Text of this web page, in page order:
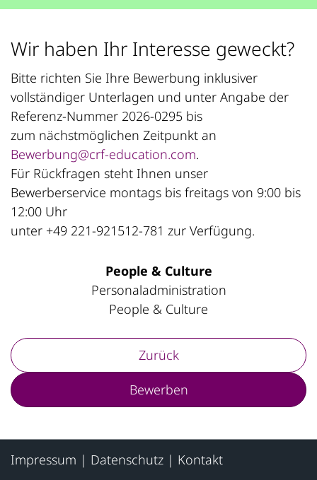
Wir haben Ihr Interesse geweckt?
Bitte richten Sie Ihre Bewerbung inklusiver
vollständiger Unterlagen und unter Angabe der
Referenz-Nummer 2026-0295 bis
zum nächstmöglichen Zeitpunkt an
Bewerbung@crf-education.com.
Für Rückfragen steht Ihnen unser
Bewerberservice montags bis freitags von 9:00 bis
12:00 Uhr
unter +49 221-921512-781 zur Verfügung.
People & Culture
Personaladministration
People & Culture
Zurück
Bewerben
Impressum | Datenschutz | Kontakt